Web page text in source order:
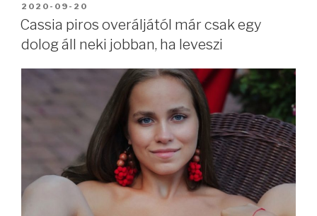
BEKÜLDVE:
2020-09-20
Cassia piros overáljától már csak egy
dolog áll neki jobban, ha leveszi